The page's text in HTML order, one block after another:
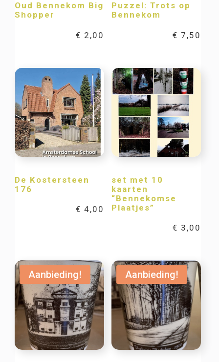
Oud Bennekom Big
Shopper
€ 2,00
Puzzel: Trots op
Bennekom
€ 7,50
De Kostersteen
176
€ 4,00
set met 10
kaarten
“Bennekomse
Plaatjes”
€ 3,00
Aanbieding! Aanbieding!